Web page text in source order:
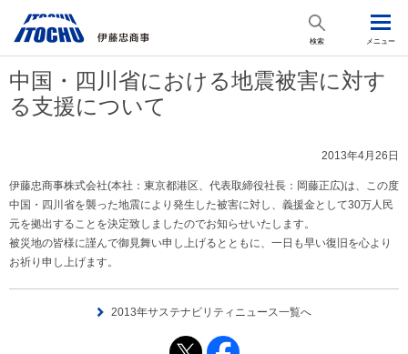
検索 メニュー
中国・四川省における地震被害に対す
る支援について
2013年4月26日
伊藤忠商事株式会社(本社：東京都港区、代表取締役社長：岡藤正広)は、この度
中国・四川省を襲った地震により発生した被害に対し、義援金として30万人民
元を拠出することを決定致しましたのでお知らせいたします。
被災地の皆様に謹んで御見舞い申し上げるとともに、一日も早い復旧を心より
お祈り申し上げます。
2013年サステナビリティニュース一覧へ